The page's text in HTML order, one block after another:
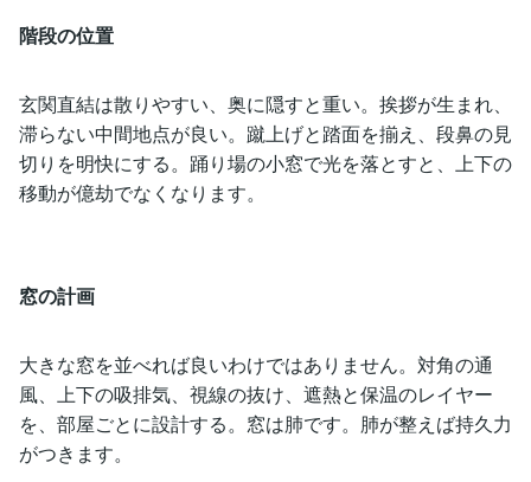
階段の位置
玄関直結は散りやすい、奥に隠すと重い。挨拶が生まれ、
滞らない中間地点が良い。蹴上げと踏面を揃え、段鼻の見
切りを明快にする。踊り場の小窓で光を落とすと、上下の
移動が億劫でなくなります。
窓の計画
大きな窓を並べれば良いわけではありません。対角の通
風、上下の吸排気、視線の抜け、遮熱と保温のレイヤー
を、部屋ごとに設計する。窓は肺です。肺が整えば持久力
がつきます。